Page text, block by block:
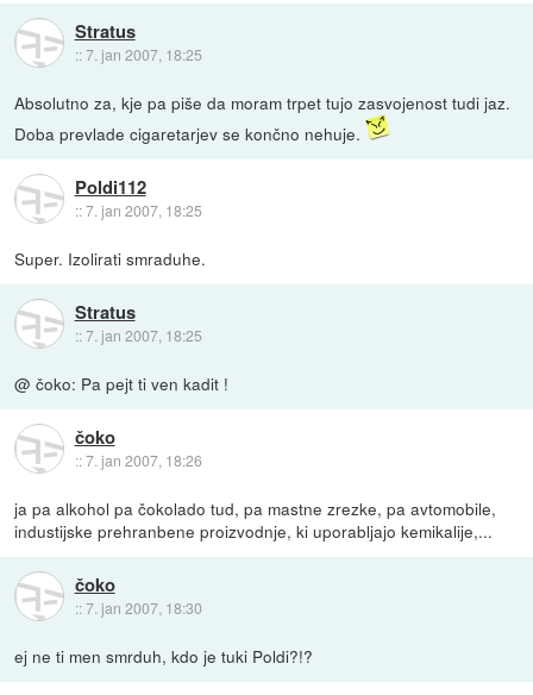
Stratus
::7. jan 2007, 18:25
Absolutno za, kje pa piše da moram trpet tujo zasvojenost tudi jaz.
Doba prevlade cigaretarjev se končno nehuje.
Poldi112
::7. jan 2007, 18:25
Super. Izolirati smraduhe.
Stratus
::7. jan 2007, 18:25
@ čoko: Pa pejt ti ven kadit !
čoko
::7. jan 2007, 18:26
ja pa alkohol pa čokolado tud, pa mastne zrezke, pa avtomobile,
industijske prehranbene proizvodnje, ki uporabljajo kemikalije,...
čoko
::7. jan 2007, 18:30
ej ne ti men smrduh, kdo je tuki Poldi?!?